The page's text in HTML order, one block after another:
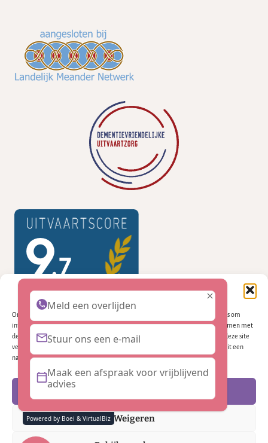
Beheer cookie toestemming
Om de beste ervaringen te bieden, gebruiken wij technologieën zoals cookies om
informatie over je apparaat op te slaan en/of te raadplegen. Door in te stemmen met
deze technologieën kunnen wij gegevens zoals surfgedrag of unieke ID's op deze site
verwerken. Als je geen toestemming geeft of uw toestemming intrekt, kan dit een
nadelige invloed hebben op bepaalde functies en mogelijkheden.
Weigeren
✨VirtualBiz
Cookies
Powered by Boei & VirtualBiz
Meld een overlijden
Stuur ons een e-mail
Maak een afspraak voor vrijblijvend
advies